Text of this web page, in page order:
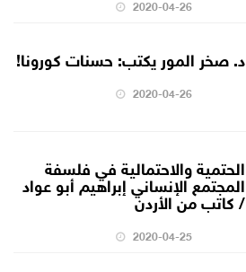
2020-04-26
د. صخر المور يكتب: حسنات كورونا!
2020-04-26
الحتمية والاحتمالية في فلسفة
المجتمع الإنساني إبراهيم أبو عواد
/ كاتب من الأردن
2020-04-25